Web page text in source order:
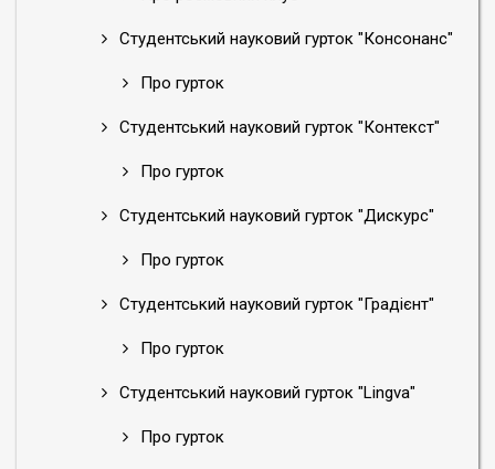
Студентський науковий гурток "Консонанс"
Про гурток
Студентський науковий гурток "Контекст"
Про гурток
Студентський науковий гурток "Дискурс"
Про гурток
Студентський науковий гурток "Градієнт"
Про гурток
Студентський науковий гурток "Lingva"
Про гурток